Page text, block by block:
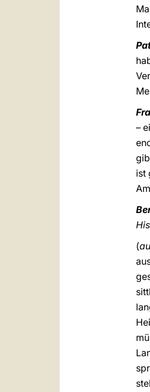
–
ist
(